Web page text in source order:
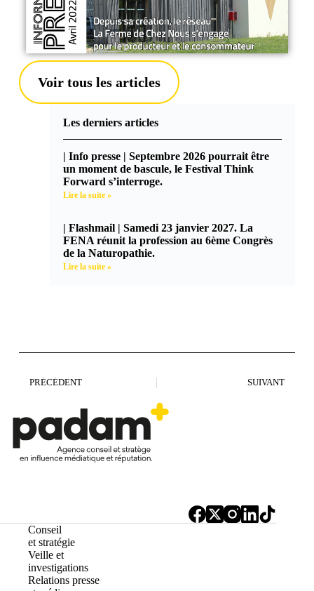
Voir tous les articles
Les derniers articles
| Info presse | Septembre 2026 pourrait être
un moment de bascule, le Festival Think
Forward s’interroge.
Lire la suite »
| Flashmail | Samedi 23 janvier 2027. La
FENA réunit la profession au 6ème Congrès
de la Naturopathie.
Lire la suite »
PRÉCÉDENT SUIVANT
Conseil
et stratégie
Veille et
investigations
Relations presse